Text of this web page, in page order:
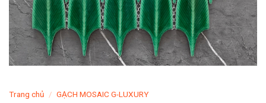
Trang chủ / GẠCH MOSAIC G-LUXURY